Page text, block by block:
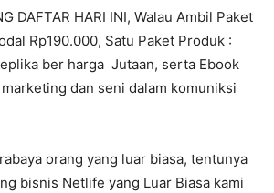
DAFTAR HARI INI, Walau Ambil Paket
Rp190.000, Satu Paket Produk :
ber harga Jutaan, serta Ebook
dan seni dalam komuniksi
orang yang luar biasa, tentunya
bisnis Netlife yang Luar Biasa kami